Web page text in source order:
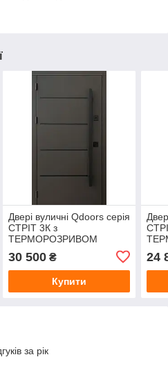
Двері вуличні Qdoors серія
СТРІТ 3К з
ТЕРМОРОЗРИВОМ
30 500₴
Купити
24
за рік